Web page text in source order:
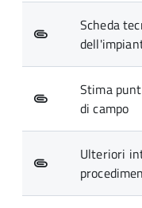
Scheda
Stima
di campo
Ulteriori